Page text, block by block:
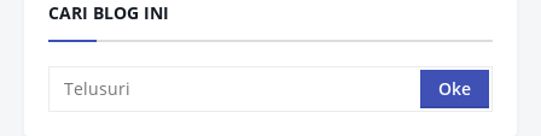
CARI BLOG INI